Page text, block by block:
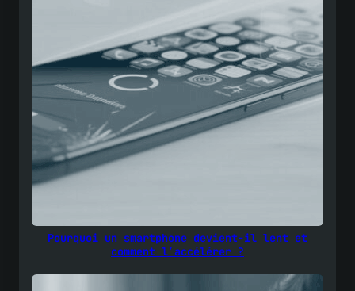
Pourquoi un smartphone devient-il lent et
comment l’accélérer ?